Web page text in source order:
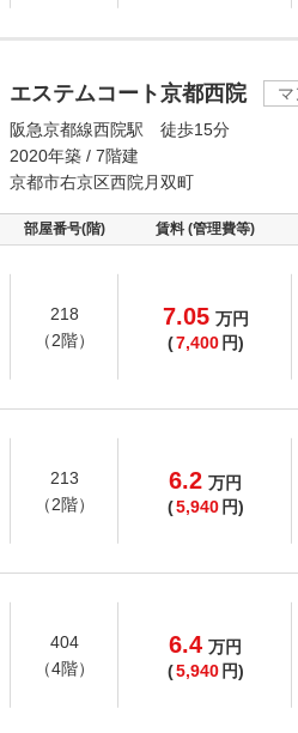
エステムコート京都西院
阪急京都線西院駅 徒歩15分
2020年築 / 7階建
京都市右京区西院月双町
部屋番号(階) 賃料 (管理費等)
218
（2階）
7.05 万円
(7,400 円)
213
（2階）
6.2 万円
(5,940 円)
404
（4階）
6.4 万円
(5,940 円)